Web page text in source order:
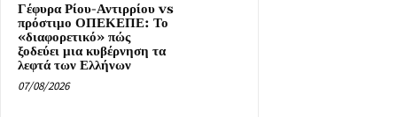
Γέφυρα Ρίου-Αντιρρίου vs
πρόστιμο ΟΠΕΚΕΠΕ: Το
«διαφορετικό» πώς
ξοδεύει μια κυβέρνηση τα
λεφτά των Ελλήνων
07/08/2026